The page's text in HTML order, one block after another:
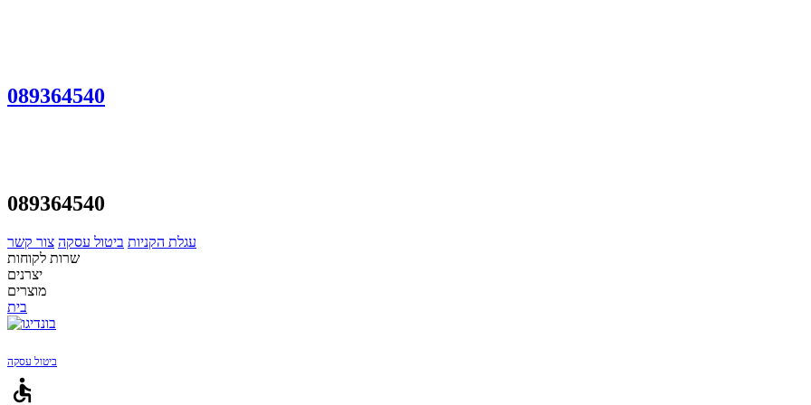
089364540
089364540
עגלת הקניות ביטול עסקה צור קשר
שרות לקוחות
יצרנים
מוצרים
בית
ביטול עסקה
accessible